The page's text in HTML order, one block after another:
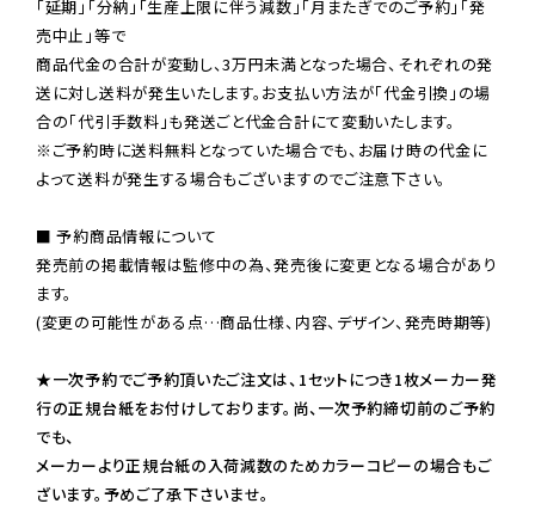
「延期」「分納」「生産上限に伴う減数」「月またぎでのご予約」「発
売中止」等で
商品代金の合計が変動し、3万円未満となった場合、それぞれの発
送に対し送料が発生いたします。お支払い方法が「代金引換」の場
※ご予約時に送料無料となっていた場合でも、お届け時の代金に
よって送料が発生する場合もございますのでご注意下さい。
■ 予約商品情報について
発売前の掲載情報は監修中の為、発売後に変更となる場合があり
ます。
(変更の可能性がある点…商品仕様、内容、デザイン、発売時期等)
★一次予約でご予約頂いたご注文は、1セットにつき1枚メーカー発
行の正規台紙をお付けしております。尚、一次予約締切前のご予約
でも、
メーカーより正規台紙の入荷減数のためカラーコピーの場合もご
ざいます。予めご了承下さいませ。